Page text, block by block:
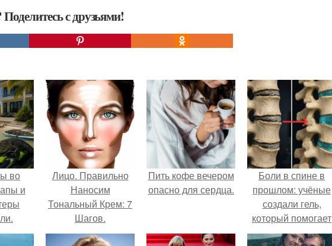
с друзьями!
во
и
Лицо. Правильно
Наносим
Тональный Крем: 7
Шагов.
Пить кофе вечером
опасно для сердца.
Боли в спине в
прошлом: учёные
создали гель,
который помогает
восстанавливать